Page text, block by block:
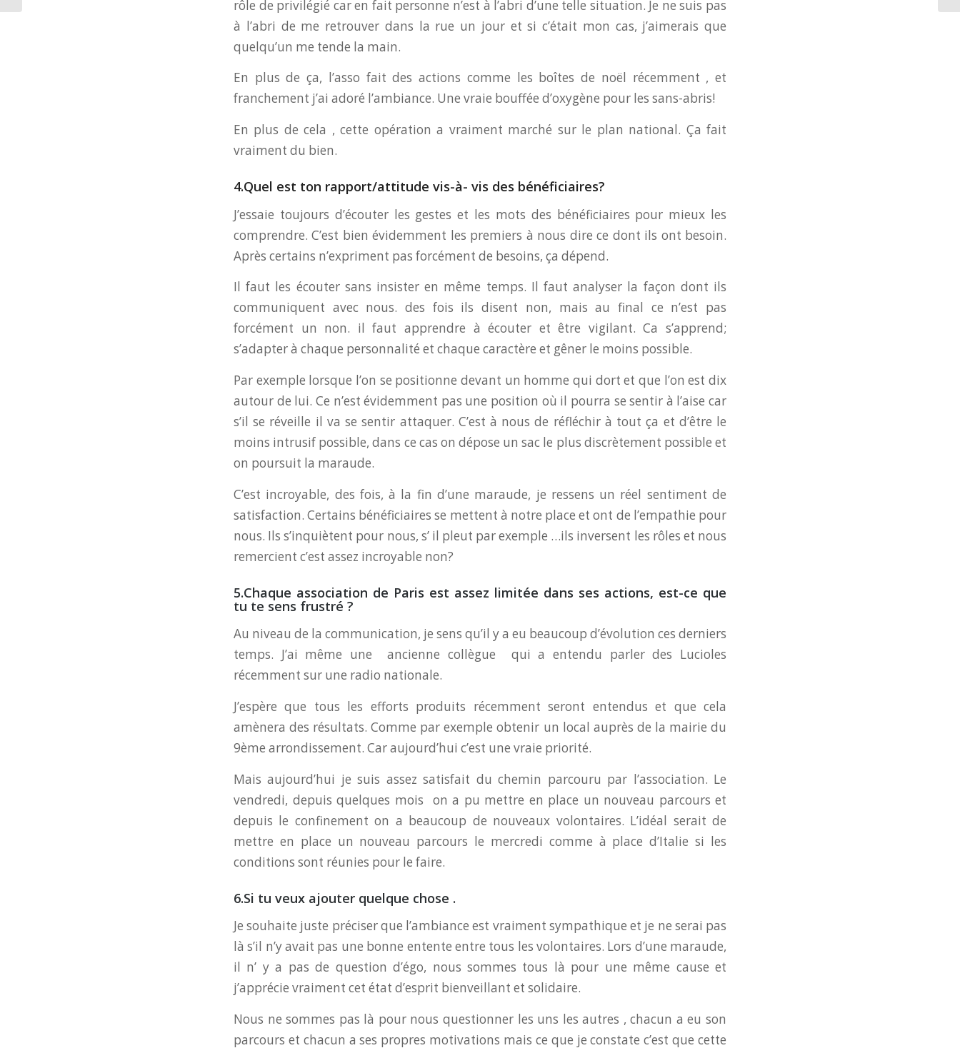
rôle de privilégié car en fait personne n’est à l’abri d’une telle situation. Je ne suis pas
à l’abri de me retrouver dans la rue un jour et si c’était mon cas, j’aimerais que
quelqu’un me tende la main.
En plus de ça, l’asso fait des actions comme les boîtes de noël récemment , et
franchement j’ai adoré l’ambiance. Une vraie bouffée d’oxygène pour les sans-abris!
En plus de cela , cette opération a vraiment marché sur le plan national. Ça fait
vraiment du bien.
4.Quel est ton rapport/attitude vis-à- vis des bénéficiaires?
J’essaie toujours d’écouter les gestes et les mots des bénéficiaires pour mieux les
comprendre. C’est bien évidemment les premiers à nous dire ce dont ils ont besoin.
Après certains n’expriment pas forcément de besoins, ça dépend.
Il faut les écouter sans insister en même temps. Il faut analyser la façon dont ils
communiquent avec nous. des fois ils disent non, mais au final ce n’est pas
forcément un non. il faut apprendre à écouter et être vigilant. Ca s’apprend;
s’adapter à chaque personnalité et chaque caractère et gêner le moins possible.
Par exemple lorsque l’on se positionne devant un homme qui dort et que l’on est dix
autour de lui. Ce n’est évidemment pas une position où il pourra se sentir à l’aise car
s’il se réveille il va se sentir attaquer. C’est à nous de réfléchir à tout ça et d’être le
moins intrusif possible, dans ce cas on dépose un sac le plus discrètement possible et
on poursuit la maraude.
C’est incroyable, des fois, à la fin d’une maraude, je ressens un réel sentiment de
satisfaction. Certains bénéficiaires se mettent à notre place et ont de l’empathie pour
nous. Ils s’inquiètent pour nous, s’ il pleut par exemple …ils inversent les rôles et nous
remercient c’est assez incroyable non?
5.Chaque association de Paris est assez limitée dans ses actions, est-ce que
tu te sens frustré ?
Au niveau de la communication, je sens qu’il y a eu beaucoup d’évolution ces derniers
temps. J’ai même une ancienne collègue qui a entendu parler des Lucioles
récemment sur une radio nationale.
J’espère que tous les efforts produits récemment seront entendus et que cela
amènera des résultats. Comme par exemple obtenir un local auprès de la mairie du
9ème arrondissement. Car aujourd’hui c’est une vraie priorité.
Mais aujourd’hui je suis assez satisfait du chemin parcouru par l’association. Le
vendredi, depuis quelques mois on a pu mettre en place un nouveau parcours et
depuis le confinement on a beaucoup de nouveaux volontaires. L’idéal serait de
mettre en place un nouveau parcours le mercredi comme à place d’Italie si les
conditions sont réunies pour le faire.
6.Si tu veux ajouter quelque chose .
Je souhaite juste préciser que l’ambiance est vraiment sympathique et je ne serai pas
là s’il n’y avait pas une bonne entente entre tous les volontaires. Lors d’une maraude,
il n’ y a pas de question d’égo, nous sommes tous là pour une même cause et
j’apprécie vraiment cet état d’esprit bienveillant et solidaire.
Nous ne sommes pas là pour nous questionner les uns les autres , chacun a eu son
parcours et chacun a ses propres motivations mais ce que je constate c’est que cette